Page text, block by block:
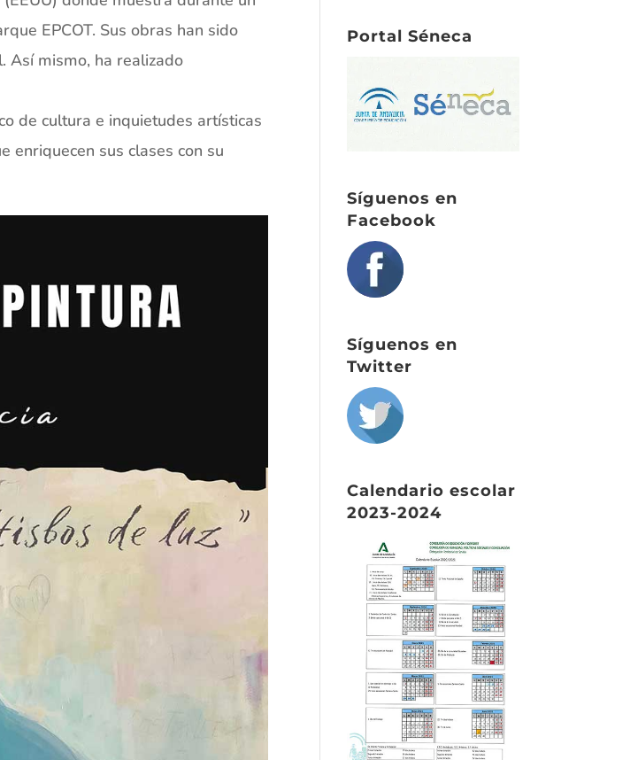
EPCOT. Sus obras han sido
Así mismo, ha realizado
de cultura e inquietudes artísticas
enriquecen sus clases con su
Portal Séneca
Síguenos en
Facebook
Síguenos en
Twitter
Calendario escolar
2023-2024